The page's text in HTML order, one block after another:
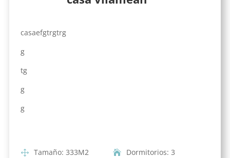
casaefgtrgtrg
g
tg
g
g
Tamaño: 333M2 Dormitorios: 3